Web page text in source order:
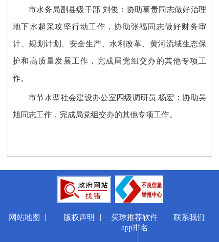
市水务局副县级干部 刘俊 ： 协助葛贵同志做好治理
地下水超采攻坚行动工作，协助张福同志做好财务审
计、规划计划、安全生产、水利改革、黄河流域生态保
护和高质量发展工作， 完成局 党组交办的其他专项工
作。
市节水型社会建设办公室四级调研员 杨宏：协助吴
旭同志工作，完成局党组交办的其他专项工作。
网站地图 | 版权声明 |
买球推荐软件
app排名
|
联系我们